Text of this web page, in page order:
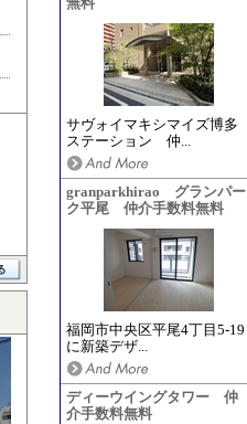
無料
サヴォイマキシマイズ博多
ステーション 仲...
granparkhirao グランパー
ク平尾 仲介手数料無料
福岡市中央区平尾4丁目5-19
に新築デザ...
ディーウイングタワー 仲
介手数料無料